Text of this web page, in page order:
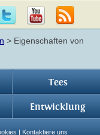
> Eigenschaften von
Tees
Entwicklung
| Kontaktiere uns